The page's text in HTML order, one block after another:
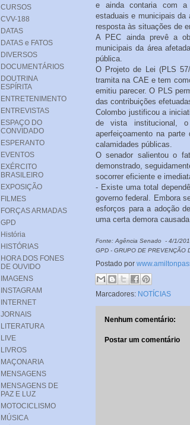
e ainda contaria com a
estaduais e municipais da
resposta às situações de
A PEC ainda prevê a
municipais da área
pública.
O Projeto de Lei (PLS
tramita na CAE e tem
emitiu parecer. O PLS
das contribuições
Colombo justificou a
de vista institucional,
aperfeiçoamento na
calamidades públicas.
O senador salientou o
demonstrado,
socorrer eficiente e
- Existe uma total
governo federal. Embora
esforços para a adoção
uma certa demora
Fonte: Agência Senado - 4/1/
GPD - GRUPO DE PREVENÇÃO
Postado por
Marcadores: NOTÍCIAS
Nenhum comentário:
Postar um comentário
CURSOS
CVV-188
DATAS
DATAS e FATOS
DIVERSOS
DOCUMENTÁRIOS
DOUTRINA
ESPÍRITA
ENTRETENIMENTO
ENTREVISTAS
ESPAÇO DO
CONVIDADO
ESPERANTO
EVENTOS
EXÉRCITO
BRASILEIRO
EXPOSIÇÃO
FILMES
FORÇAS ARMADAS
GPD
História
HISTÓRIAS
HORA DOS FONES
DE OUVIDO
IMAGENS
INSTAGRAM
INTERNET
JORNAIS
LITERATURA
LIVE
LIVROS
MAÇONARIA
MENSAGENS
MENSAGENS DE
PAZ E LUZ
MOTOCICLISMO
MÚSICA